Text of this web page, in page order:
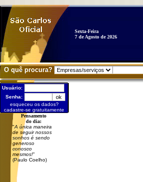
Sexta-Feira
7 de Agosto de 2026
O quê procura?
Usuário:
Senha:
esqueceu os dados?
cadastre-se gratuitamente
Pensamento
do dia:
"A única maneira
de seguir nossos
sonhos é sendo
generoso
conosco
mesmos!"
(Paulo Coelho)